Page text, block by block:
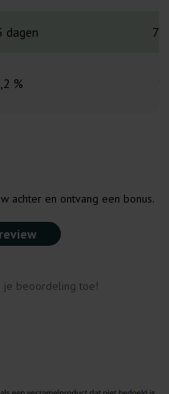
dagen 7-
%
achter en ontvang een bonus.
je beoordeling toe!